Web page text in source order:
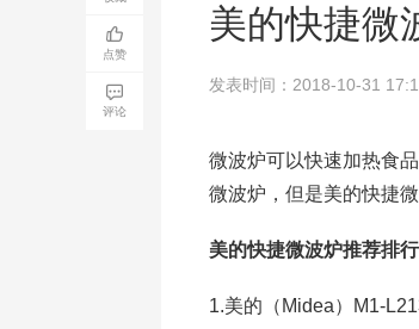
点赞
评论
美的快捷微
发表时间：2018-10-31
微波炉可以快速加热食
微波炉，但是美的快捷
美的快捷微波炉推荐排
1.美的（Midea）M1-